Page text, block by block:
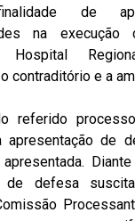
de
na
Hospital
contraditório e a
referido
apresentação de
de defesa